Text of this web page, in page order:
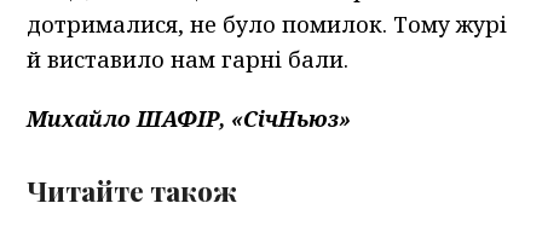
дотрималися, не було помилок. Тому журі
й виставило нам гарні бали.
Михайло ШАФІР, «СічНьюз»
Читайте також